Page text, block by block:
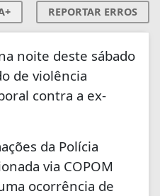
REPORTAR ERROS
noite deste sábado
de violência
contra a ex-
da Polícia
via COPOM
ocorrência de